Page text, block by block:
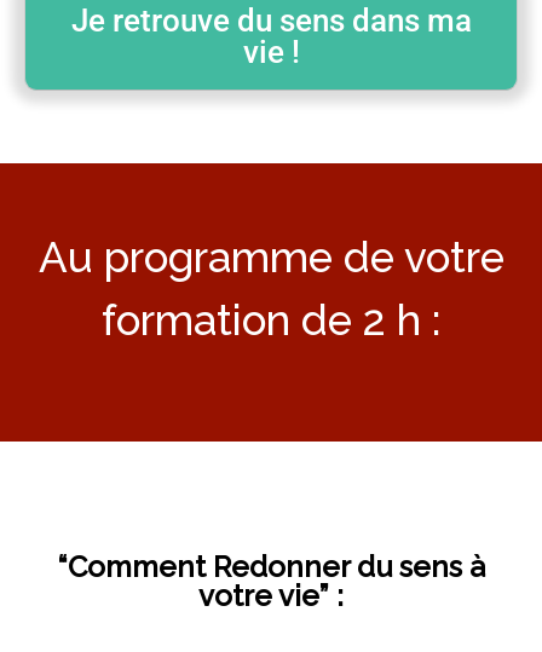
Je retrouve du sens dans ma
vie !
Au programme de votre
formation de 2 h :
“Comment Redonner du sens à
votre vie” :